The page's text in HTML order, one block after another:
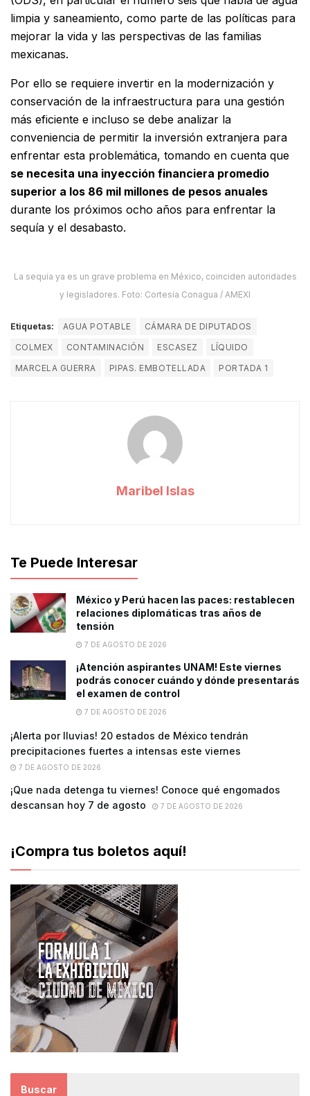
limpia y saneamiento, como parte de las políticas para
mejorar la vida y las perspectivas de las familias
mexicanas.
Por ello se requiere invertir en la modernización y
conservación de la infraestructura para una gestión
más eficiente e incluso se debe analizar la
conveniencia de permitir la inversión extranjera para
enfrentar esta problemática, tomando en cuenta que
se necesita una inyección financiera promedio
superior a los 86 mil millones de pesos anuales
durante los próximos ocho años para enfrentar la
sequía y el desabasto.
La sequía ya es un grave problema en México, coinciden autoridades
y legisladores. Foto: Cortesía Conagua / AMEXI
Etiquetas: AGUA POTABLE
CÁMARA DE DIPUTADOS
COLMEX
CONTAMINACIÓN ESCASEZ
LÍQUIDO
MARCELA GUERRA
PIPAS. EMBOTELLADA PORTADA 1
Maribel Islas
Te Puede Interesar
México y Perú hacen las paces: restablecen
relaciones diplomáticas tras años de
tensión
7 DE AGOSTO DE 2026
¡Atención aspirantes UNAM! Este viernes
podrás conocer cuándo y dónde presentarás
el examen de control
7 DE AGOSTO DE 2026
¡Alerta por lluvias! 20 estados de México tendrán
precipitaciones fuertes a intensas este viernes
7 DE AGOSTO DE 2026
¡Que nada detenga tu viernes! Conoce qué engomados
descansan hoy 7 de agosto
7 DE AGOSTO DE 2026
¡Compra tus boletos aquí!
Buscar